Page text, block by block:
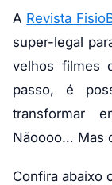
A Revista
super-legal
velhos filmes
passo, é
transformar
Nãoooo… Mas
Confira abaixo